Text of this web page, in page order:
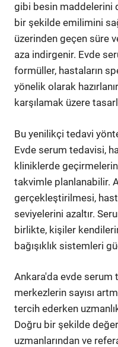
gibi besin maddelerini
bir şekilde emilimini
üzerinden geçen süre
aza indirgenir. Evde
formüller, hastaların
yönelik olarak
karşılamak üzere
Bu yenilikçi tedavi
Evde serum tedavisi,
kliniklerde
takvimle planlanabilir.
gerçekleştirilmesi,
seviyelerini azaltır.
birlikte, kişiler
bağışıklık sistemleri
Ankara'da evde serum
merkezlerin sayısı
tercih ederken
Doğru bir şekilde
uzmanlarından ve